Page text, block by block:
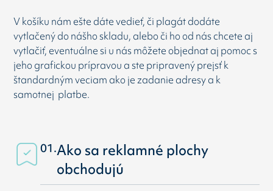
V košíku nám ešte dáte vedieť, či plagát dodáte
vytlačený do nášho skladu, alebo či ho od nás chcete aj
vytlačiť, eventuálne si u nás môžete objednat aj pomoc s
jeho grafickou prípravou a ste pripravený prejsť k
štandardným veciam ako je zadanie adresy a k
samotnej platbe.
01.Ako sa reklamné plochy
obchodujú